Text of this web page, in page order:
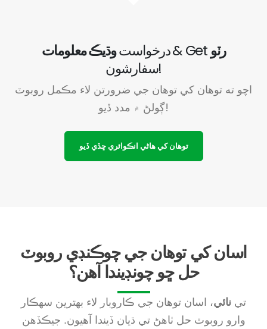
درخواست& Get رٽو
سفارشون!
اچو ته توهان کي توهان جي ضرورتن لاء مڪمل روبوٽ
ڳولڻ ۾ مدد ڏيو!
توهان کي هاڻي انڪوائري ڇڏي ڏيو
اسان کي توهان جي چوڪنڊي روبوٽ
حل ڇو چونڊيندا آهن؟
تي نائي، اسان توهان جي ڪاروبار لاء بهترين سهڪار
وارو روبوٽ حل ٺاهڻ تي ڌيان ڏيندا آهيون. جيڪڏهن